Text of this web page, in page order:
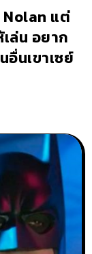
แต่
ล่น อยาก
อื่นเขาเซย์